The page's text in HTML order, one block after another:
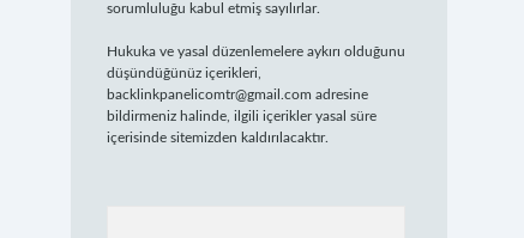
sorumluluğu kabul etmiş sayılırlar.
Hukuka ve yasal düzenlemelere aykırı olduğunu
düşündüğünüz içerikleri,
backlinkpanelicomtr@gmail.com adresine
bildirmeniz halinde, ilgili içerikler yasal süre
içerisinde sitemizden kaldırılacaktır.